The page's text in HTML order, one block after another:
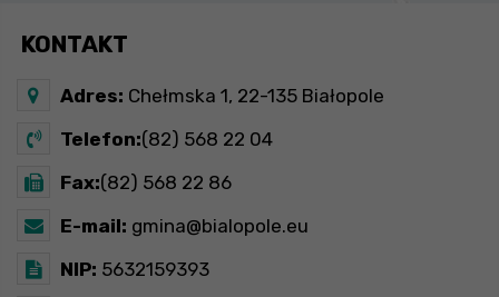
KONTAKT
Adres: Chełmska 1, 22-135 Białopole
Telefon:(82) 568 22 04
Fax:(82) 568 22 86
E-mail: gmina@bialopole.eu
NIP: 5632159393